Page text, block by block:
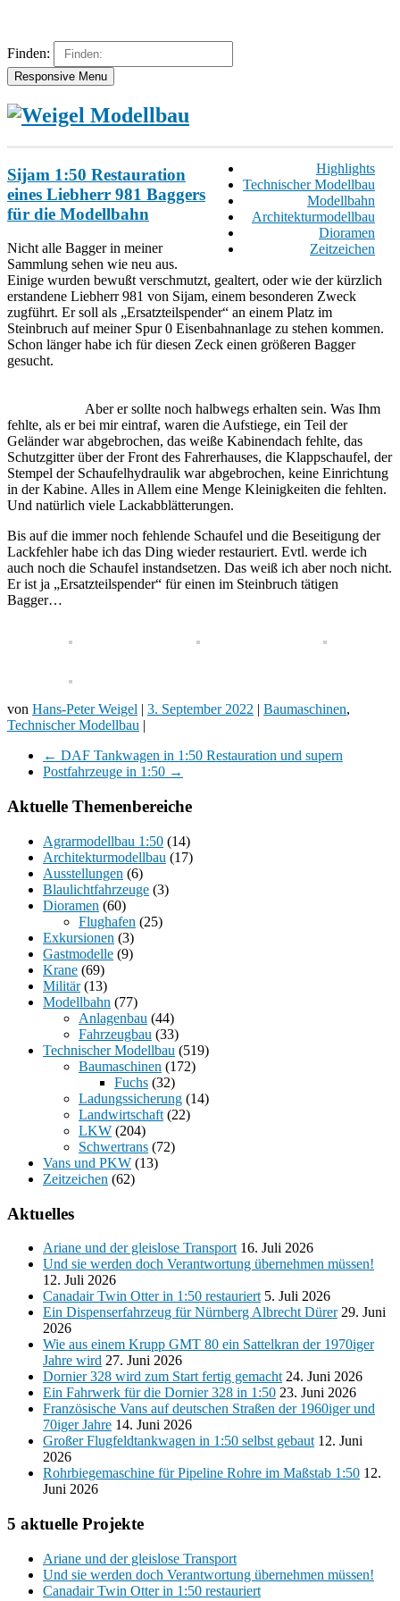
Finden:
Responsive Menu
Highlights
Technischer Modellbau
Modellbahn
Architekturmodellbau
Dioramen
Zeitzeichen
Sijam 1:50 Restauration
eines Liebherr 981 Baggers
für die Modellbahn
Nicht alle Bagger in meiner
Sammlung sehen wie neu aus.
Einige wurden bewußt verschmutzt, gealtert, oder wie der kürzlich
erstandene Liebherr 981 von Sijam, einem besonderen Zweck
zugführt. Er soll als „Ersatzteilspender“ an einem Platz im
Steinbruch auf meiner Spur 0 Eisenbahnanlage zu stehen kommen.
Schon länger habe ich für diesen Zeck einen größeren Bagger
gesucht.
Aber er sollte noch halbwegs erhalten sein. Was Ihm
fehlte, als er bei mir eintraf, waren die Aufstiege, ein Teil der
Geländer war abgebrochen, das weiße Kabinendach fehlte, das
Schutzgitter über der Front des Fahrerhauses, die Klappschaufel, der
Stempel der Schaufelhydraulik war abgebrochen, keine Einrichtung
in der Kabine. Alles in Allem eine Menge Kleinigkeiten die fehlten.
Und natürlich viele Lackabblätterungen.
Bis auf die immer noch fehlende Schaufel und die Beseitigung der
Lackfehler habe ich das Ding wieder restauriert. Evtl. werde ich
auch noch die Schaufel instandsetzen. Das weiß ich aber noch nicht.
Er ist ja „Ersatzteilspender“ für einen im Steinbruch tätigen
Bagger…
von Hans-Peter Weigel | 3. September 2022 | Baumaschinen,
Technischer Modellbau |
← DAF Tankwagen in 1:50 Restauration und supern
Postfahrzeuge in 1:50 →
Aktuelle Themenbereiche
Agrarmodellbau 1:50 (14)
Architekturmodellbau (17)
Ausstellungen (6)
Blaulichtfahrzeuge (3)
Dioramen (60)
Flughafen (25)
Exkursionen (3)
Gastmodelle (9)
Krane (69)
Militär(13)
Modellbahn (77)
Anlagenbau (44)
Fahrzeugbau (33)
Technischer Modellbau (519)
Baumaschinen (172)
Fuchs (32)
Ladungssicherung (14)
Landwirtschaft (22)
LKW (204)
Schwertrans (72)
Vans und PKW (13)
Zeitzeichen (62)
Aktuelles
Ariane und der gleislose Transport 16. Juli 2026
Und sie werden doch Verantwortung übernehmen müssen!
12. Juli 2026
Canadair Twin Otter in 1:50 restauriert 5. Juli 2026
Ein Dispenserfahrzeug für Nürnberg Albrecht Dürer 29. Juni
2026
Wie aus einem Krupp GMT 80 ein Sattelkran der 1970iger
Jahre wird 27. Juni 2026
Dornier 328 wird zum Start fertig gemacht 24. Juni 2026
Ein Fahrwerk für die Dornier 328 in 1:50 23. Juni 2026
Französische Vans auf deutschen Straßen der 1960iger und
70iger Jahre 14. Juni 2026
Großer Flugfeldtankwagen in 1:50 selbst gebaut 12. Juni
2026
Rohrbiegemaschine für Pipeline Rohre im Maßstab 1:50 12.
Juni 2026
5 aktuelle Projekte
Ariane und der gleislose Transport
Und sie werden doch Verantwortung übernehmen müssen!
Canadair Twin Otter in 1:50 restauriert